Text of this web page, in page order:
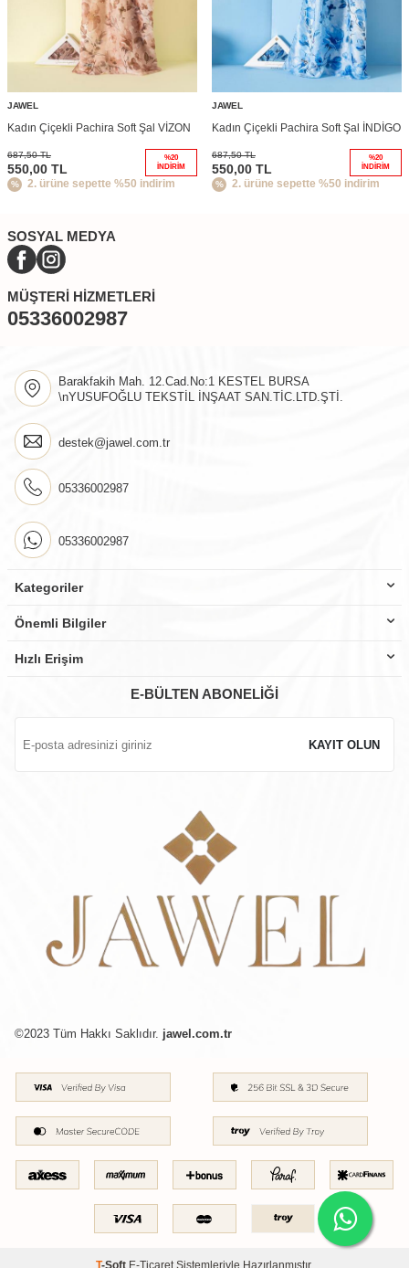
JAWEL
Kadın Çiçekli Pachira Soft Şal VİZON
687,50TL
550,00 TL
%20
İNDIRIM
2. ürüne sepette %50 indirim
JAWEL
Kadın Çiçekli Pachira Soft Şal İNDİGO
687,50TL
550,00 TL
%20
İNDIRIM
2. ürüne sepette %50 indirim
SOSYAL MEDYA
MÜŞTERI HIZMETLERI
05336002987
Barakfakih Mah. 12.Cad.No:1 KESTEL BURSA
\nYUSUFOĞLU TEKSTİL İNŞAAT SAN.TİC.LTD.ŞTİ.
destek@jawel.com.tr
05336002987
05336002987
Kategoriler
Önemli Bilgiler
Hızlı Erişim
E-BÜLTEN ABONELIĞI
KAYIT OLUN
©2023 Tüm Hakkı Saklıdır. jawel.com.tr
T-Soft E-Ticaret Sistemleriyle Hazırlanmıştır.